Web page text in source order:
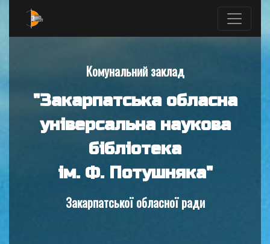
Комунальний заклад
"Закарпатська обласна
універсальна наукова
бібліотека
ім. Ф. Потушняка"
Закарпатської обласної ради